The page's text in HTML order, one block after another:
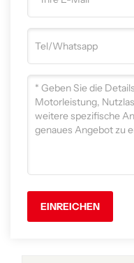
EINREICHEN